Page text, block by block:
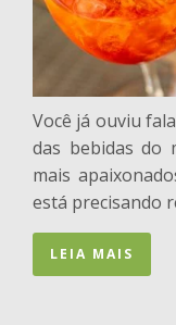
Você já ouviu
das bebidas do
mais
está precisando
LEIA MAIS